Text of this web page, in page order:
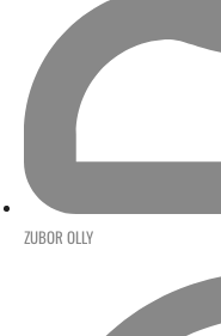
ZUBOR OLLY